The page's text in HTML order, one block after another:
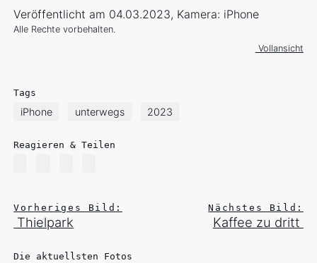
Veröffentlicht am 04.03.2023, Kamera: iPhone
Alle Rechte vorbehalten.
Vollansicht
Tags
iPhone unterwegs 2023
Reagieren & Teilen
Vorheriges Bild:
Thielpark
Nächstes Bild:
Kaffee zu dritt
Die aktuellsten Fotos